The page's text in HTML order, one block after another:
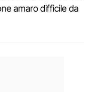
amaro difficile da